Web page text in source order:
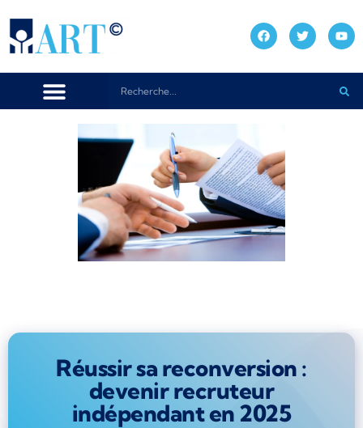
Réussir sa reconversion :
devenir recruteur
indépendant en 2025